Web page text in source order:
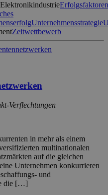
Elektronikindustrie
Unternehmensstrategie
Zeitwettbewerb
Verflechtungen
in mehr als einem
multinationalen
auf die gleichen
Unternehmen konkurrieren
und
die […]